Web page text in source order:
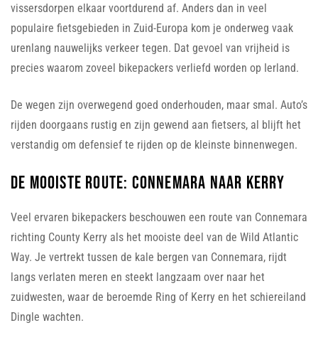
vissersdorpen elkaar voortdurend af. Anders dan in veel
populaire fietsgebieden in Zuid-Europa kom je onderweg vaak
urenlang nauwelijks verkeer tegen. Dat gevoel van vrijheid is
precies waarom zoveel bikepackers verliefd worden op Ierland.
De wegen zijn overwegend goed onderhouden, maar smal. Auto’s
rijden doorgaans rustig en zijn gewend aan fietsers, al blijft het
verstandig om defensief te rijden op de kleinste binnenwegen.
De mooiste route: Connemara naar Kerry
Veel ervaren bikepackers beschouwen een route van Connemara
richting County Kerry als het mooiste deel van de Wild Atlantic
Way. Je vertrekt tussen de kale bergen van Connemara, rijdt
langs verlaten meren en steekt langzaam over naar het
zuidwesten, waar de beroemde Ring of Kerry en het schiereiland
Dingle wachten.